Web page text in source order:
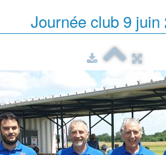
Journée club 9 juin